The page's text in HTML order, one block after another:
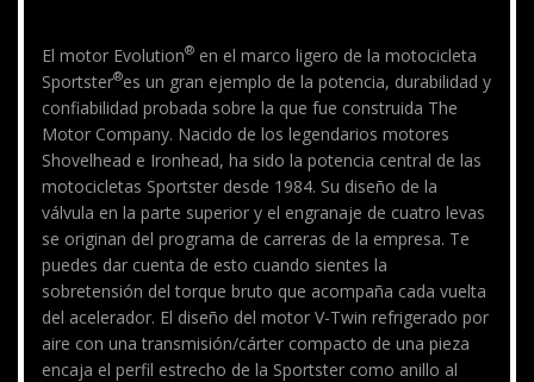
El motor Evolution® en el marco ligero de la motocicleta
Sportster®es un gran ejemplo de la potencia, durabilidad y
confiabilidad probada sobre la que fue construida The
Motor Company. Nacido de los legendarios motores
Shovelhead e Ironhead, ha sido la potencia central de las
motocicletas Sportster desde 1984. Su diseño de la
válvula en la parte superior y el engranaje de cuatro levas
se originan del programa de carreras de la empresa. Te
puedes dar cuenta de esto cuando sientes la
sobretensión del torque bruto que acompaña cada vuelta
del acelerador. El diseño del motor V-Twin refrigerado por
aire con una transmisión/cárter compacto de una pieza
encaja el perfil estrecho de la Sportster como anillo al